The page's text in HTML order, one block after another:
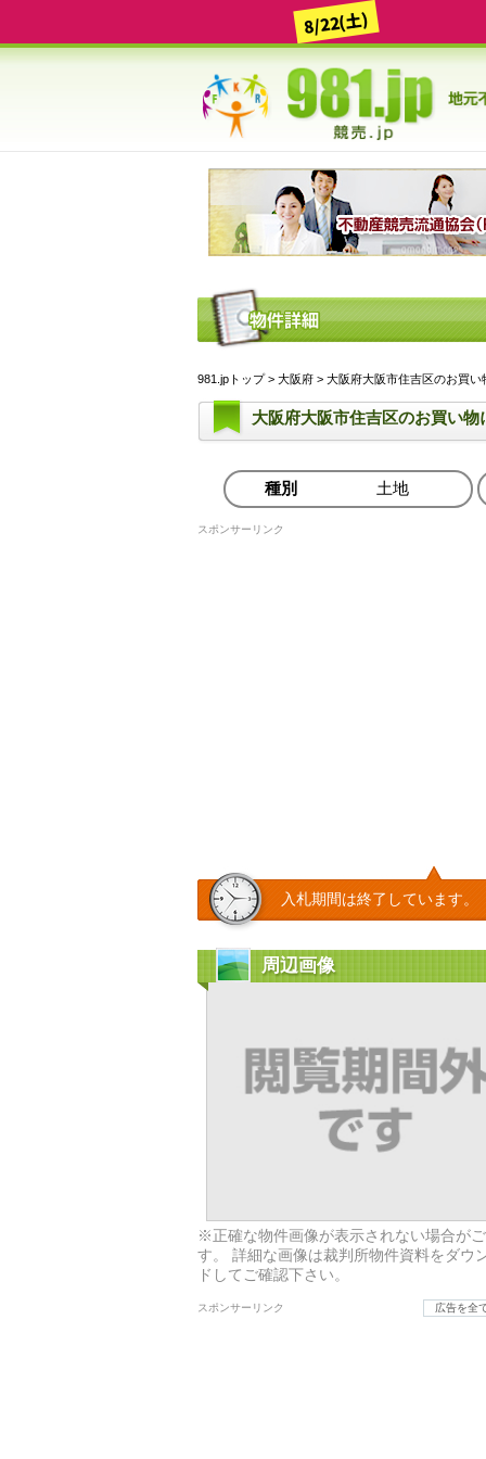
8/22(土)
981.jpトップ> 大阪府 > 大阪府大阪市住吉区のお買
大阪府大阪市住吉区のお買い
種別 土地
スポンサーリンク
入札期間は終了しています。
周辺画像
※正確な物件画像が表示されない場合が
す。 詳細な画像は裁判所物件資料をダウ
ドしてご確認下さい。
スポンサーリンク 広告を全